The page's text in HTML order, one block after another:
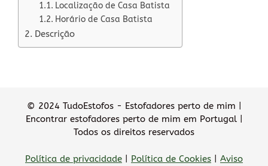
Localização de Casa Batista
Horário de Casa Batista
Descrição
© 2024 TudoEstofos - Estofadores perto de mim |
Encontrar estofadores perto de mim em Portugal |
Todos os direitos reservados
Política de privacidade Política de Cookies Aviso